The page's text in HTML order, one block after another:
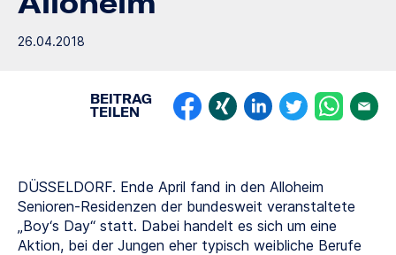
26.04.2018
BEITRAG
TEILEN
DÜSSELDORF. Ende April fand in den Alloheim
Senioren-Residenzen der bundesweit veranstaltete
„Boy‘s Day“ statt. Dabei handelt es sich um eine
Aktion, bei der Jungen eher typisch weibliche Berufe